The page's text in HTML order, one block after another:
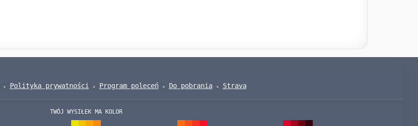
Polityka prywatności Program poleceń Do pobrania Strava
TWÓJ WYSIŁEK MA KOLOR